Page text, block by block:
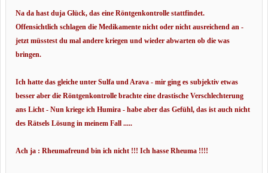
Na da hast duja Glück, das eine Röntgenkontrolle stattfindet.
Offensichtlich schlagen die Medikamente nicht oder nicht ausreichend an -
jetzt müsstest du mal andere kriegen und wieder abwarten ob die was
bringen.
Ich hatte das gleiche unter Sulfa und Arava - mir ging es subjektiv etwas
besser aber die Röntgenkontrolle brachte eine drastische Verschlechterung
ans Licht - Nun kriege ich Humira - habe aber das Gefühl, das ist auch nicht
des Rätsels Lösung in meinem Fall .....
Ach ja : Rheumafreund bin ich nicht !!! Ich hasse Rheuma !!!!